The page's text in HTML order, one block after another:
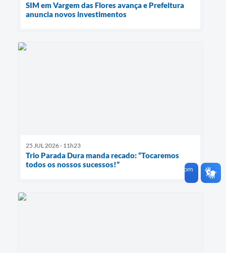
SIM em Vargem das Flores avança e Prefeitura
anuncia novos investimentos
25 JUL 2026 - 11h23
Trio Parada Dura manda recado: “Tocaremos
todos os nossos sucessos!”